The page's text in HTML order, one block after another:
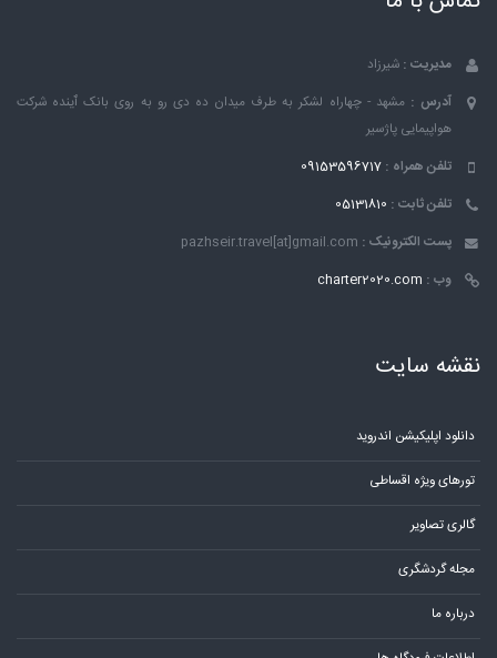
مدیریت : شیرزاد
آدرس : مشهد - چهاراه لشکر به طرف میدان ده دی رو به روی بانک ٱینده شرکت
هواپیمایی پاژسیر
تلفن همراه : 09153596717
تلفن ثابت : 05131810
پست الکترونیک : pazhseir.travel[at]gmail.com
وب : charter2020.com
نقشه سایت
دانلود اپلیکیشن اندروید
تورهای ویژه اقساطی
گالری تصاویر
مجله گردشگری
درباره ما